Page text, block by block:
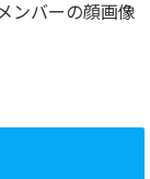
ンバーの顔画像